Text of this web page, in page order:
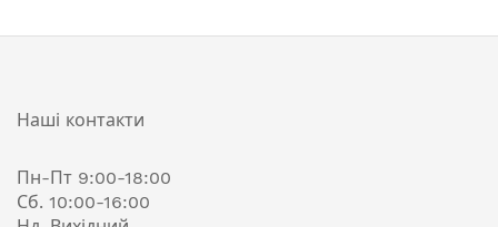
Наші контакти
Пн-Пт 9:00-18:00
Сб. 10:00-16:00